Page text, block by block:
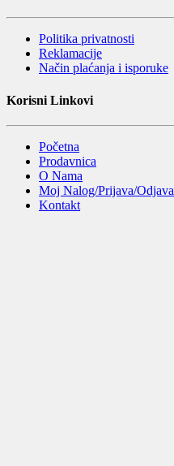
Politika privatnosti
Reklamacije
Način plaćanja i isporuke
Korisni Linkovi
Početna
Prodavnica
O Nama
Moj Nalog/Prijava/Odjava
Kontakt